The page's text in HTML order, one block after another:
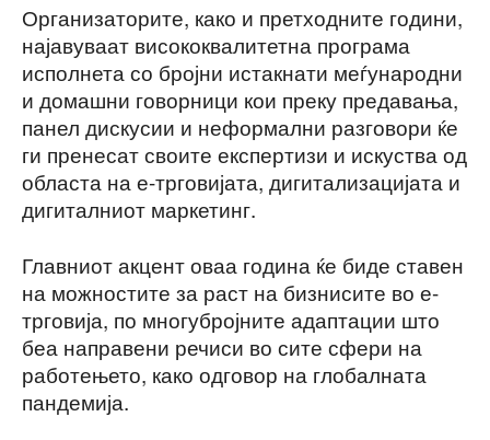
Организаторите, како и претходните години,
најавуваат висококвалитетна програма
исполнета со бројни истакнати меѓународни
и домашни говорници кои преку предавања,
панел дискусии и неформални разговори ќе
ги пренесат своите експертизи и искуства од
областа на е-трговијата, дигитализацијата и
дигиталниот маркетинг.
Главниот акцент оваа година ќе биде ставен
на можностите за раст на бизнисите во е-
трговија, по многубројните адаптации што
беа направени речиси во сите сфери на
работењето, како одговор на глобалната
пандемија.